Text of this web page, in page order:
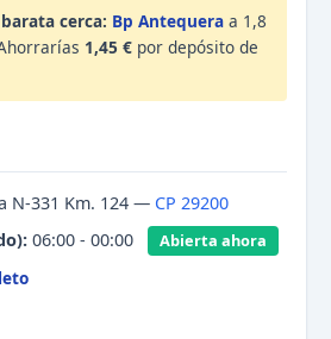
cerca: Bp Antequera a 1,8
1,45 € por depósito de
N-331 Km. 124 — CP 29200
06:00 - 00:00 Abierta ahora